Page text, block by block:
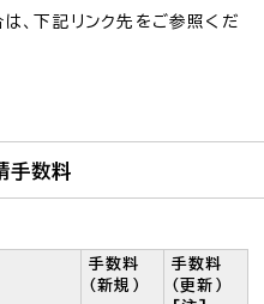
、下記リンク先をご参照くだ
手数料
手数料
（新規）
手数料
（更新）